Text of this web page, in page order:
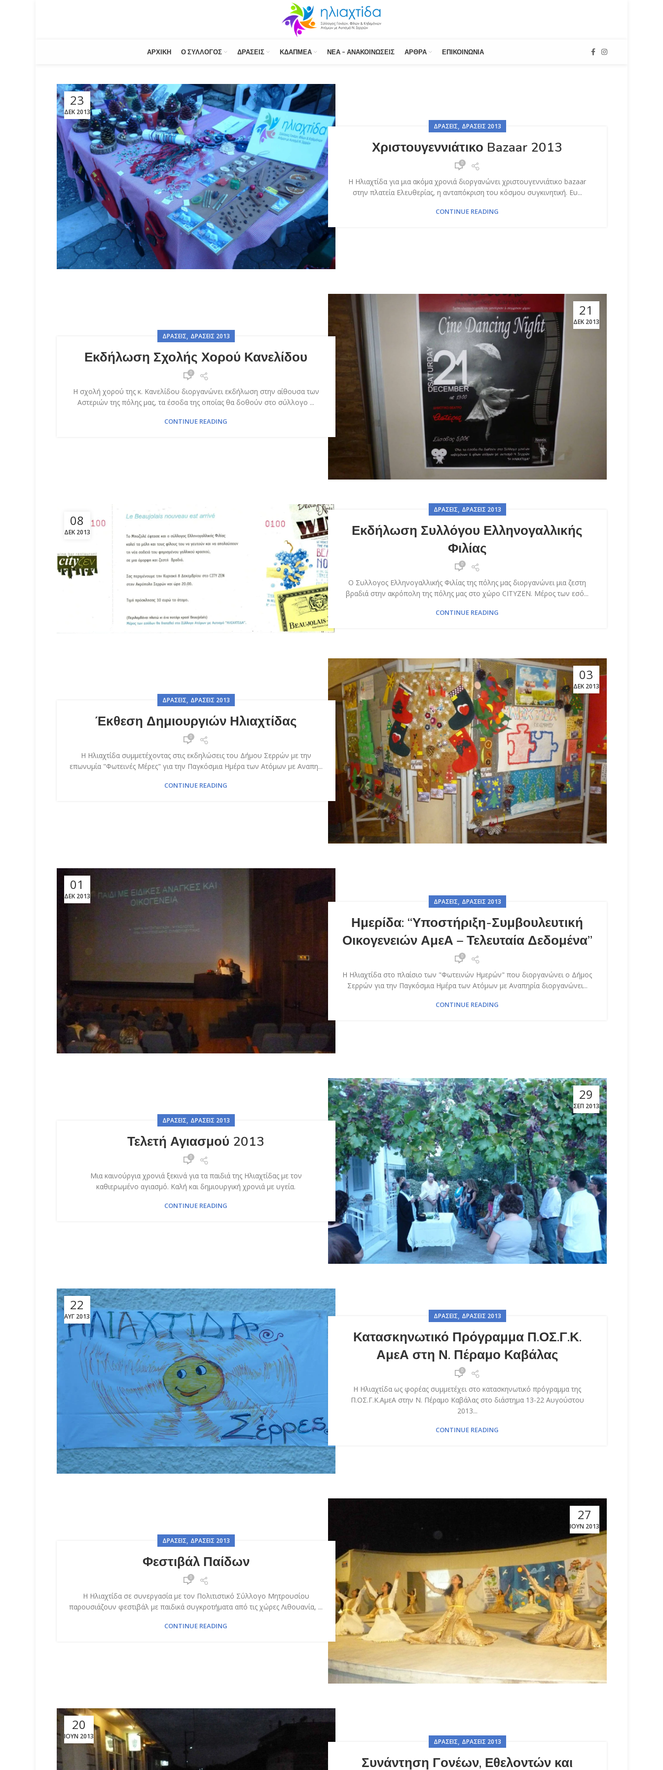
ΑΡΧΙΚΉ Ο ΣΎΛΛΟΓΟΣ ΔΡΆΣΕΙΣ ΚΔΑΠΜΕΑ ΝΈΑ – ΑΝΑΚΟΙΝΏΣΕΙΣ ΆΡΘΡΑ ΕΠΙΚΟΙΝΩΝΊΑ
23
ΔΕΚ 2013
ΔΡΆΣΕΙΣ, ΔΡΆΣΕΙΣ 2013
Χριστουγεννιάτικο Bazaar 2013
0
Η Ηλιαχτίδα για μια ακόμα χρονιά διοργανώνει χριστουγεννιάτικο bazaar
στην πλατεία Ελευθερίας, η ανταπόκριση του κόσμου συγκινητική. Ευ...
CONTINUE READING
21
ΔΕΚ 2013
ΔΡΆΣΕΙΣ, ΔΡΆΣΕΙΣ 2013
Εκδήλωση Σχολής Χορού Κανελίδου
0
Η σχολή χορού της κ. Κανελίδου διοργανώνει εκδήλωση στην αίθουσα των
Αστεριών της πόλης μας, τα έσοδα της οποίας θα δοθούν στο σύλλογο ...
CONTINUE READING
08
ΔΕΚ 2013
ΔΡΆΣΕΙΣ, ΔΡΆΣΕΙΣ 2013
Εκδήλωση Συλλόγου Ελληνογαλλικής
Φιλίας
0
Ο Συλλογος Ελληνογαλλικής Φιλίας της πόλης μας διοργανώνει μια ζεστη
βραδιά στην ακρόπολη της πόλης μας στο χώρο CITYZEN. Μέρος των εσό...
CONTINUE READING
03
ΔΕΚ 2013
ΔΡΆΣΕΙΣ, ΔΡΆΣΕΙΣ 2013
Έκθεση Δημιουργιών Ηλιαχτίδας
0
Η Ηλιαχτίδα συμμετέχοντας στις εκδηλώσεις του Δήμου Σερρών με την
επωνυμία "Φωτεινές Μέρες" για την Παγκόσμια Ημέρα των Ατόμων με Αναπη...
CONTINUE READING
01
ΔΕΚ 2013
ΔΡΆΣΕΙΣ, ΔΡΆΣΕΙΣ 2013
Ημερίδα: “Υποστήριξη-Συμβουλευτική
Οικογενειών ΑμεΑ – Τελευταία Δεδομένα”
0
Η Ηλιαχτίδα στο πλαίσιο των "Φωτεινών Ημερών" που διοργανώνει ο Δήμος
Σερρών για την Παγκόσμια Ημέρα των Ατόμων με Αναπηρία διοργανώνει...
CONTINUE READING
29
ΣΕΠ 2013
ΔΡΆΣΕΙΣ, ΔΡΆΣΕΙΣ 2013
Τελετή Αγιασμού 2013
0
Μια καινούργια χρονιά ξεκινά για τα παιδιά της Ηλιαχτίδας με τον
καθιερωμένο αγιασμό. Καλή και δημιουργική χρονιά με υγεία.
CONTINUE READING
22
ΑΥΓ 2013 ΔΡΆΣΕΙΣ, ΔΡΆΣΕΙΣ 2013
Κατασκηνωτικό Πρόγραμμα Π.ΟΣ.Γ.Κ.
ΑμεΑ στη Ν. Πέραμο Καβάλας
0
Η Ηλιαχτίδα ως φορέας συμμετέχει στο κατασκηνωτικό πρόγραμμα της
Π.ΟΣ.Γ.Κ.ΑμεΑ στην Ν. Πέραμο Καβάλας στο διάστημα 13-22 Αυγούστου
2013...
CONTINUE READING
27
ΙΟΎΝ 2013
ΔΡΆΣΕΙΣ, ΔΡΆΣΕΙΣ 2013
Φεστιβάλ Παίδων
0
Η Ηλιαχτίδα σε συνεργασία με τον Πολιτιστικό Σύλλογο Μητρουσίου
παρουσιάζουν φεστιβάλ με παιδικά συγκροτήματα από τις χώρες Λιθουανία, ...
CONTINUE READING
20
ΙΟΎΝ 2013
ΔΡΆΣΕΙΣ, ΔΡΆΣΕΙΣ 2013
Συνάντηση Γονέων, Εθελοντών και